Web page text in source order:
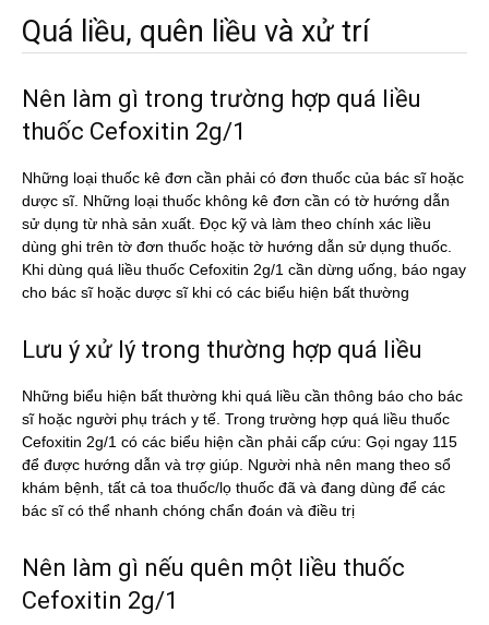
Quá liều, quên liều và xử trí
Nên làm gì trong trường hợp quá liều
thuốc Cefoxitin 2g/1
Những loại thuốc kê đơn cần phải có đơn thuốc của bác sĩ hoặc
dược sĩ. Những loại thuốc không kê đơn cần có tờ hướng dẫn
sử dụng từ nhà sản xuất. Đọc kỹ và làm theo chính xác liều
dùng ghi trên tờ đơn thuốc hoặc tờ hướng dẫn sử dụng thuốc.
Khi dùng quá liều thuốc Cefoxitin 2g/1 cần dừng uống, báo ngay
cho bác sĩ hoặc dược sĩ khi có các biểu hiện bất thường
Lưu ý xử lý trong thường hợp quá liều
Những biểu hiện bất thường khi quá liều cần thông báo cho bác
sĩ hoặc người phụ trách y tế. Trong trường hợp quá liều thuốc
Cefoxitin 2g/1 có các biểu hiện cần phải cấp cứu: Gọi ngay 115
để được hướng dẫn và trợ giúp. Người nhà nên mang theo sổ
khám bệnh, tất cả toa thuốc/lọ thuốc đã và đang dùng để các
bác sĩ có thể nhanh chóng chẩn đoán và điều trị
Nên làm gì nếu quên một liều thuốc
Cefoxitin 2g/1